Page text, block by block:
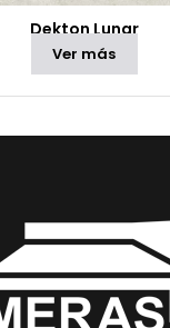
Dekton Lunar
Ver más